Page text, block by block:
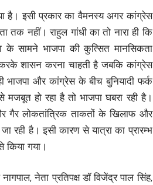
है। इसी प्रकार का वैमनस्य अगर कांग्रेस
नहीं। राहुल गांधी का तो नारा ही कि
सामने भाजपा की कुत्सित मानसिकता
करके शासन करना चाहती है जबकि कांग्रेस
और कांग्रेस के बीच बुनियादी फर्क
हो रहा है तो भाजपा घबरा रही है।
गैर लोकतांत्रिक ताकतों के खिलाफ और
रही है। इसी कारण से यात्रा का प्रारम्भ
किया गया।
नेता प्रतिपक्ष डॉ विजेंद्र पाल सिंह,